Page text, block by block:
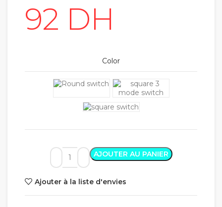
Color
AJOUTER AU PANIER
Ajouter à la liste d'envies